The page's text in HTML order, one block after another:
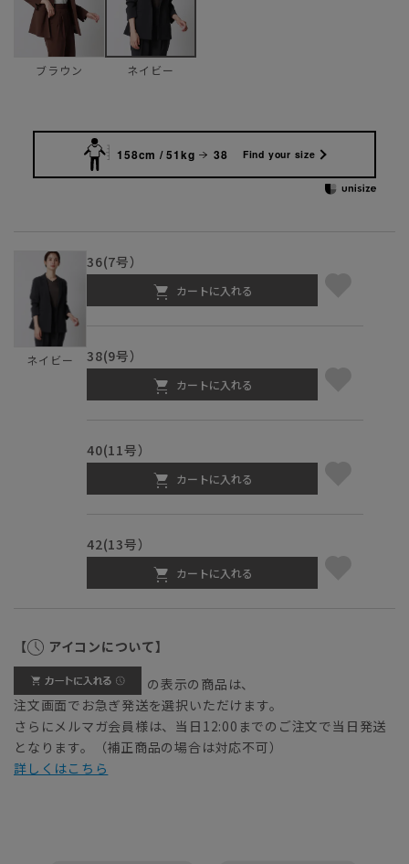
ブラウン ネイビー
158cm / 51kg 38 Find your size
ネイビー
36(7号）
カートに入れる
38(9号）
カートに入れる
40(11号）
カートに入れる
42(13号）
カートに入れる
【 アイコンについて】
の表示の商品は、
注文画面でお急ぎ発送を選択いただけます。
さらにメルマガ会員様は、当日12:00までのご注文で当日発送
となります。（補正商品の場合は対応不可）
詳しくはこちら